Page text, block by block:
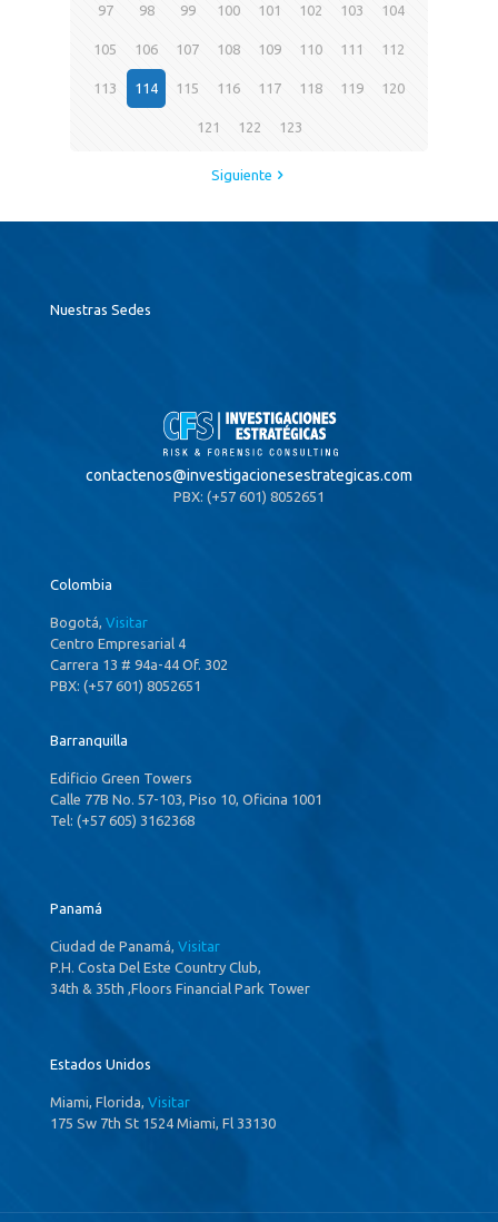
97 98 99 100 101 102 103 104
105 106 107 108 109 110 111 112
113 114 115 116 117 118 119 120
121 122 123
Siguiente
Nuestras Sedes
contactenos@investigacionesestrategicas.com
PBX: (+57 601) 8052651
Colombia
Bogotá, Visitar
Centro Empresarial 4
Carrera 13 # 94a-44 Of. 302
PBX: (+57 601) 8052651
Barranquilla
Edificio Green Towers
Calle 77B No. 57-103, Piso 10, Oficina 1001
Tel: (+57 605) 3162368
Panamá
Ciudad de Panamá, Visitar
P.H. Costa Del Este Country Club,
34th & 35th ,Floors Financial Park Tower
Estados Unidos
Miami, Florida, Visitar
175 Sw 7th St 1524 Miami, Fl 33130